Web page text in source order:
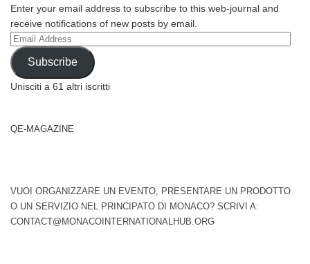
Enter your email address to subscribe to this web-journal and
receive notifications of new posts by email.
Email
Address
Subscribe
Unisciti a 61 altri iscritti
QE-MAGAZINE
VUOI ORGANIZZARE UN EVENTO, PRESENTARE UN PRODOTTO
O UN SERVIZIO NEL PRINCIPATO DI MONACO? SCRIVI A:
CONTACT@MONACOINTERNATIONALHUB.ORG